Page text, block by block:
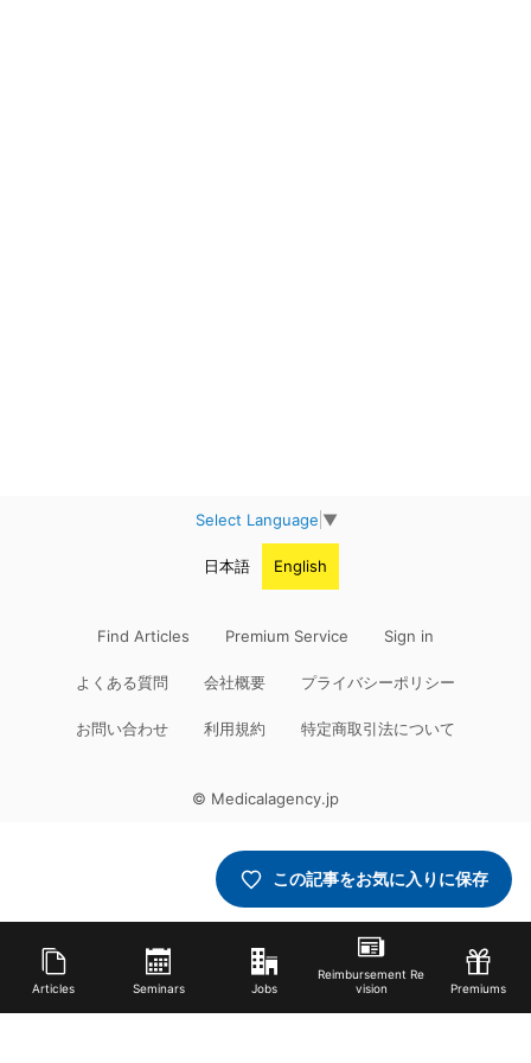
Articles Seminars Jobs
Reimbursement Re
vision
Premiums
この記事をお気に入りに保存
Select Language ▼
日本語 English
Find Articles Premium Service Sign in
よくある質問 会社概要 プライバシーポリシー
お問い合わせ 利用規約 特定商取引法について
© Medicalagency.jp